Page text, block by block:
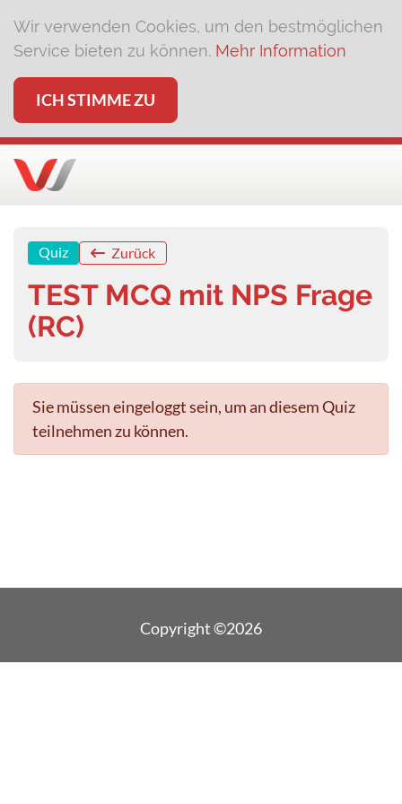
Wir verwenden Cookies, um den bestmöglichen
Service bieten zu können. Mehr Information
ICH STIMME ZU
Quiz Zurück
TEST MCQ mit NPS Frage
(RC)
Sie müssen eingeloggt sein, um an diesem Quiz
teilnehmen zu können.
Copyright ©2026